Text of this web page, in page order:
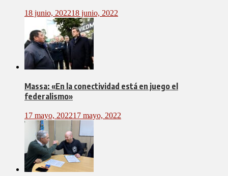
18 junio, 202218 junio, 2022
Massa: «En la conectividad está en juego el
federalismo»
17 mayo, 202217 mayo, 2022